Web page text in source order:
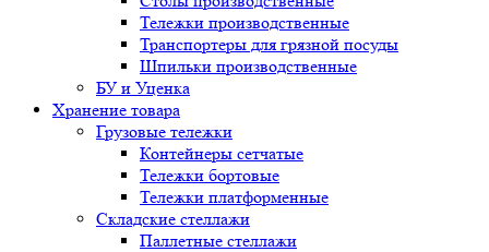
Тележки производственные
Транспортеры для грязной посуды
Шпильки производственные
БУ и Уценка
Хранение товара
Грузовые тележки
Контейнеры сетчатые
Тележки бортовые
Тележки платформенные
Складские стеллажи
Паллетные стеллажи